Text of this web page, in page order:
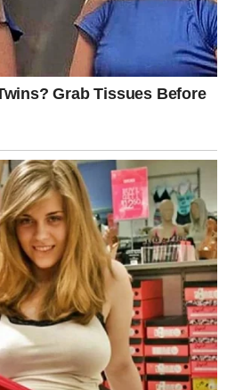
bilo prijatnije. Tvoja
ISCELJENJE I
nosio mnogo na svojim
davao, ćutao, čekao. I baš zato
njim duboko zasluženi.
koju si čekao